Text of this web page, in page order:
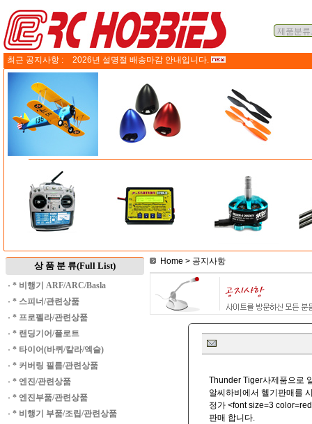
최근 공지사항 : 2026년 설명절 배송마감 안내입니다.
상 품 분 류(Full List)
· * 비행기 ARF/ARC/Basla
· * 스피너/관련상품
· * 프로펠라/관련상품
· * 랜딩기어/플로트
· * 타이어(바퀴/칼라/엑슬)
· * 커버링 필름/관련상품
· * 엔진/관련상품
· * 엔진부품/관련상품
· * 비행기 부품/조립/관련상품
Home > 공지사항
Thunder Tiger사제품으로
알씨하비에서 헬기판매를
정가 <font size=3
판매 합니다.